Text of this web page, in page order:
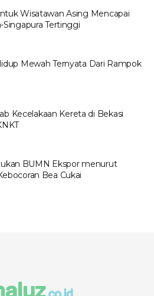
Wisatawan Asing Mencapai
Singapura Tertinggi
Mewah Ternyata Dari Rampok
Kecelakaan Kereta di Bekasi
BUMN Ekspor menurut
Bea Cukai